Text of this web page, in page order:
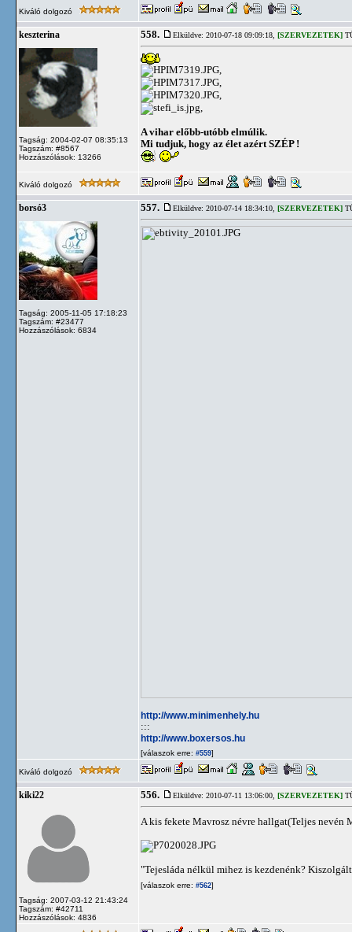
Kiváló dolgozó
keszterina
Tagság: 2004-02-07 08:35:13
Tagszám: #8567
Hozzászólások: 13266
558. Elküldve: 2010-07-18 09:09:18, [SZERVEZETEK]
A vihar előbb-utóbb elmúlik.
Mi tudjuk, hogy az élet azért SZÉP !
Kiváló dolgozó
borsó3
Tagság: 2005-11-05 17:18:23
Tagszám: #23477
Hozzászólások: 6834
557. Elküldve: 2010-07-14 18:34:10, [SZERVEZETEK]
http://www.minimenhely.hu
:::
http://www.boxersos.hu
[válaszok erre: #559]
Kiváló dolgozó
kiki22
Tagság: 2007-03-12 21:43:24
Tagszám: #42711
Hozzászólások: 4836
556. Elküldve: 2010-07-11 13:06:00, [SZERVEZETEK]
A kis fekete Mavrosz névre hallgat(Teljes
"Tejesláda nélkül mihez is kezdenénk?
[válaszok erre: #562]